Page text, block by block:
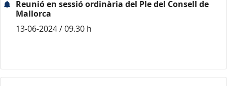
Reunió en sessió ordinària del Ple del Consell de
Mallorca
13-06-2024 / 09.30 h